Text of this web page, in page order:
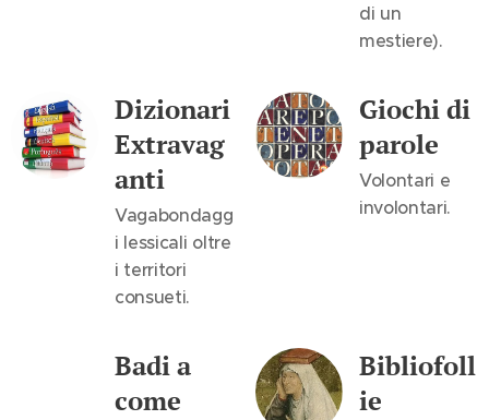
di un
mestiere).
Dizionari
Extravag
anti
Vagabondagg
i lessicali oltre
i territori
consueti.
Giochi di
parole
Volontari e
involontari.
Badi a
come
Bibliofoll
ie